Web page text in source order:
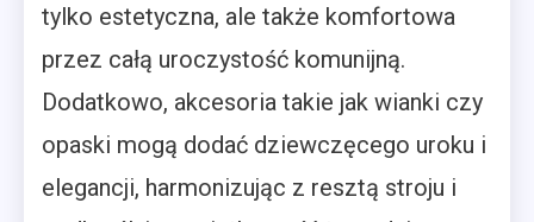
tylko estetyczna, ale także komfortowa
przez całą uroczystość komunijną.
Dodatkowo, akcesoria takie jak wianki czy
opaski mogą dodać dziewczęcego uroku i
elegancji, harmonizując z resztą stroju i